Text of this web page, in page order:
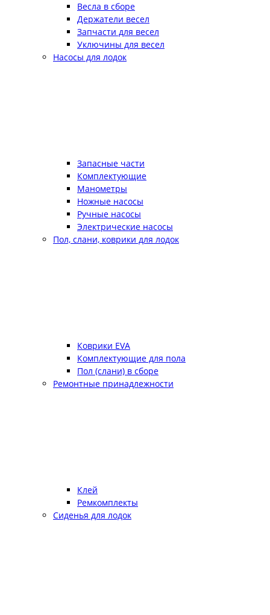
Весла в сборе
Держатели весел
Запчасти для весел
Уключины для весел
Насосы для лодок
Запасные части
Комплектующие
Манометры
Ножные насосы
Ручные насосы
Электрические насосы
Пол, слани, коврики для лодок
Коврики EVA
Комплектующие для пола
Пол (слани) в сборе
Ремонтные принадлежности
Клей
Ремкомплекты
Сиденья для лодок